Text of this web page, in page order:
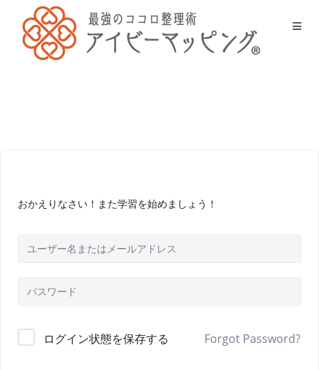
おかえりなさい！また学習を始めましょう！
ログイン状態を保存する Forgot Password?